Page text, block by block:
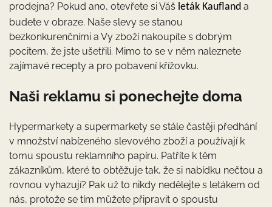
prodejna? Pokud ano, otevřete si Váš leták Kaufland a
budete v obraze. Naše slevy se stanou
bezkonkurenčními a Vy zboží nakoupíte s dobrým
pocitem, že jste ušetřili. Mimo to se v něm naleznete
zajímavé recepty a pro pobavení křížovku.
Naši reklamu si ponechejte doma
Hypermarkety a supermarkety se stále častěji předhání
v množství nabízeného slevového zboží a používají k
tomu spoustu reklamního papíru. Patříte k těm
zákazníkům, které to obtěžuje tak, že si nabídku nečtou a
rovnou vyhazují? Pak už to nikdy nedělejte s letákem od
nás, protože se tím můžete připravit o spoustu